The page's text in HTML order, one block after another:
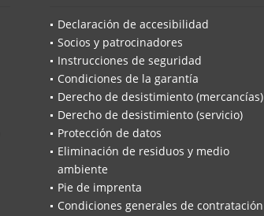
Declaración de accesibilidad
Socios y patrocinadores
Instrucciones de seguridad
Condiciones de la garantía
Derecho de desistimiento (mercancías)
Derecho de desistimiento (servicio)
Protección de datos
Eliminación de residuos y medio
ambiente
Pie de imprenta
Condiciones generales de contratación